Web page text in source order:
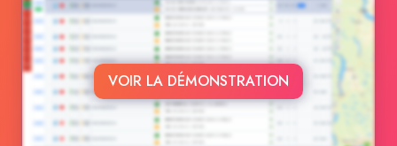
VOIR LA DÉMONSTRATION